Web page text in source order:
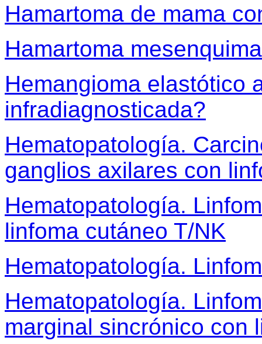
Hamartoma de mama
Hamartoma
Hemangioma elastótico
infradiagnosticada?
Hematopatología.
ganglios axilares con
Hematopatología.
linfoma cutáneo T/NK
Hematopatología.
Hematopatología.
marginal sincrónico con